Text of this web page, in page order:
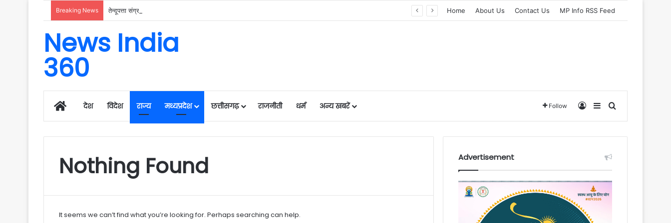
Breaking News Home About Us Contact Us MP Info RSS Feed
News India
360
Homeदेश विदेश राज्य मध्यप्रदेश छत्तीसगढ़ राजनीती धर्म अन्य खबरें Follow Log InSidebarSearch for
Nothing Found
It seems we can’t find what you’re looking for. Perhaps searching can help.
Advertisement